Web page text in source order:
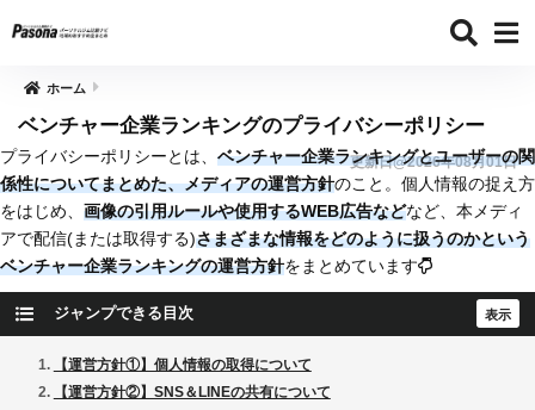
ホーム
ベンチャー企業ランキングのプライバシーポリシー
更新日@2026年08月01日
プライバシーポリシーとは、 ベンチャー企業ランキングとユーザーの関
係性についてまとめた、メディアの運営方針のこと。個人情報の捉え方
をはじめ、 画像の引用ルールや使用するWEB広告などなど、本メディ
アで配信(または取得する)さまざまな情報をどのように扱うのかという
ベンチャー企業ランキングの運営方針をまとめています
ジャンプできる目次
【運営方針①】個人情報の取得について
【運営方針②】SNS＆LINEの共有について